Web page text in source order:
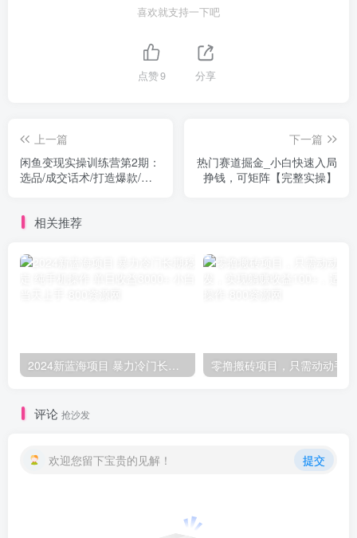
喜欢就支持一下吧
点赞9 分享
上一篇
闲鱼变现实操训练营第2期：
选品/成交话术/打造爆款/精
下一篇
热门赛道掘金_小白快速入局
挣钱，可矩阵【完整实操】
相关推荐
评论 抢沙发
欢迎您留下宝贵的见解！ 提交